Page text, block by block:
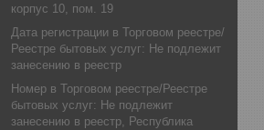
корпус 10, пом. 19
Дата регистрации в Торговом реестре/
Реестре бытовых услуг: Не подлежит
занесению в реестр
Номер в Торговом реестре/Реестре
бытовых услуг: Не подлежит
занесению в реестр, Республика